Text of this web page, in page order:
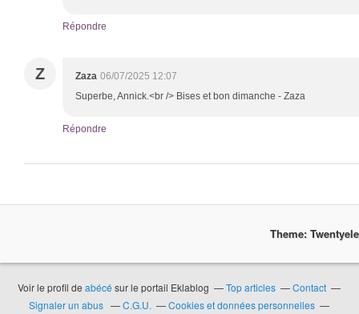
Répondre
Z Zaza 06/07/2025 12:07
Superbe, Annick.<br /> Bises et bon dimanche - Zaza
Répondre
Theme:
Voir le profil deabécé sur le portail Eklablog Top articles
Contact
Signaler un abus
C.G.U.
Cookies et données personnelles